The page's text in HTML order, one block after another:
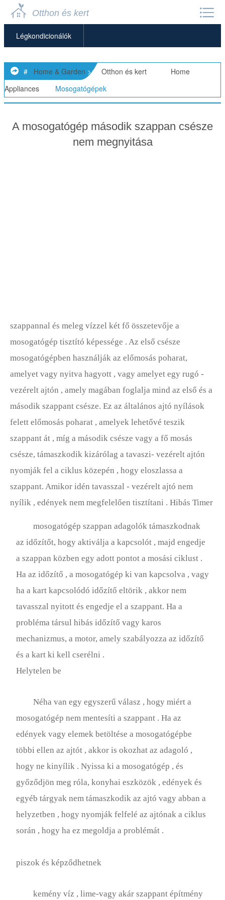
Otthon és kert
Légkondicionálók
Készülék Javítás
Mennyezeti Ventilátorok
Mosogatógépek
# Home & Garden >> Otthon és kert
Home
Appliances
Mosogatógépek
A mosogatógép második szappan csésze
nem megnyitása
szappannal és meleg vízzel két fő összetevője a
mosogatógép tisztító képessége . Az első csésze
mosogatógépben használják az előmosás poharat,
amelyet vagy nyitva hagyott , vagy amelyet egy rugó -
vezérelt ajtón , amely magában foglalja mind az első és a
második szappant csésze. Ez az általános ajtó nyílások
felett előmosás poharat , amelyek lehetővé teszik
szappant át , míg a második csésze vagy a fő mosás
csésze, támaszkodik kizárólag a tavaszi- vezérelt ajtón
nyomják fel a ciklus közepén , hogy eloszlassa a
szappant. Amikor idén tavasszal - vezérelt ajtó nem
nyílik , edények nem megfelelően tisztítani . Hibás Timer
mosogatógép szappan adagolók támaszkodnak
az időzítőt, hogy aktiválja a kapcsolót , majd engedje
a szappan közben egy adott pontot a mosási ciklust .
Ha az időzítő , a mosogatógép ki van kapcsolva , vagy
ha a kart kapcsolódó időzítő eltörik , akkor nem
tavasszal nyitott és engedje el a szappant. Ha a
probléma társul hibás időzítő vagy karos
mechanizmus, a motor, amely szabályozza az időzítő
és a kart ki kell cserélni .
Helytelen be
Néha van egy egyszerű válasz , hogy miért a
mosogatógép nem mentesíti a szappant . Ha az
edények vagy elemek betöltése a mosogatógépbe
többi ellen az ajtót , akkor is okozhat az adagoló ,
hogy ne kinyílik . Nyissa ki a mosogatógép , és
győződjön meg róla, konyhai eszközök , edények és
egyéb tárgyak nem támaszkodik az ajtó vagy abban a
helyzetben , hogy nyomják felfelé az ajtónak a ciklus
során , hogy ha ez megoldja a problémát .
piszok és képződhetnek
kemény víz , lime-vagy akár szappant építmény